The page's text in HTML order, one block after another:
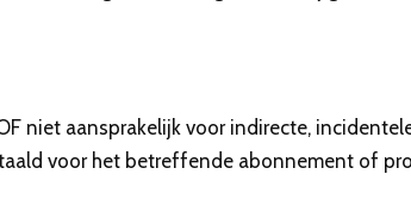
niet aansprakelijk voor indirecte,
voor het betreffende abonnement of